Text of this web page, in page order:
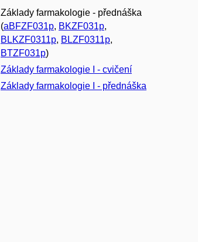
Základy farmakologie - přednáška
(aBFZF031p, BKZF031p,
BLKZF0311p, BLZF0311p,
BTZF031p)
Základy farmakologie I - cvičení
Základy farmakologie I - přednáška